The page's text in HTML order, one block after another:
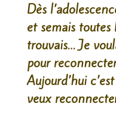
Dès
et semais
trouvais… Je
pour
Aujourd’hui
veux